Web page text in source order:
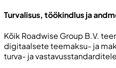
Turvalisus, töökindlus ja
Kõik Roadwise Group B.V.
digitaalsete teemaksu- ja
turva- ja